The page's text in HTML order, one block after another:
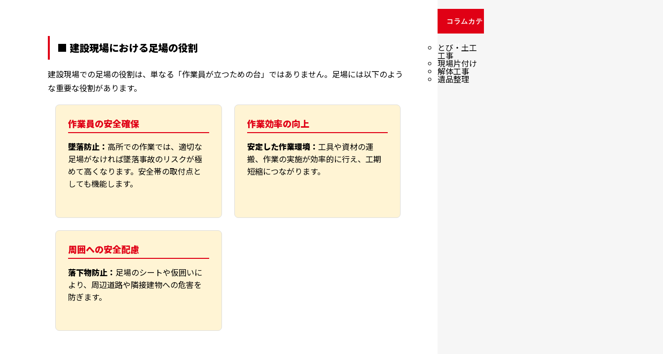
■ 建設現場における足場の役割
建設現場での足場の役割は、単なる「作業員が立つための台」ではありません。足場には以下のよう
な重要な役割があります。
作業員の安全確保
墜落防止： 高所での作業では、適切な
足場がなければ墜落事故のリスクが極
めて高くなります。安全帯の取付点と
しても機能します。
作業効率の向上
安定した作業環境： 工具や資材の運
搬、作業の実施が効率的に行え、工期
短縮につながります。
周囲への安全配慮
落下物防止： 足場のシートや仮囲いに
より、周辺道路や隣接建物への危害を
防ぎます。
コラムカテ
ゴリ
とび・土工
工事
現場片付け
解体工事
遺品整理